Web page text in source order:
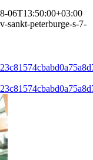
06T13:50:00+03:00
sankt-peterburge-s-7-